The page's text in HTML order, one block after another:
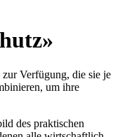
Verfügung, die sie je
um ihre
des praktischen